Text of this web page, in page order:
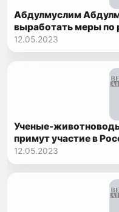
Абдулмуслим
выработать меры по
заповедника
12.05.2023
Ученые-
примут участие в
племенных овец и коз
12.05.2023